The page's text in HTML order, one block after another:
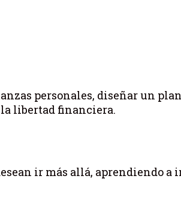
personales, diseñar un
libertad financiera.
ir más allá, aprendiendo